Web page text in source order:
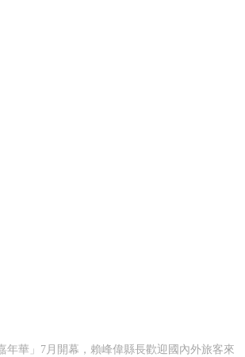
年華」7月開幕，賴峰偉縣長歡迎國內外旅客來